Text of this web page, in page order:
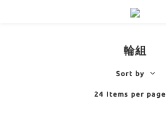
輪組
Sort by
24 Items per page